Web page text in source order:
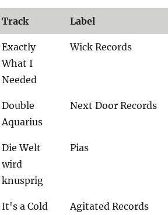
Track Label
Exactly
What I
Needed
Wick Records
Double
Aquarius
Next Door Records
Die Welt
wird
knusprig
Pias
It's a Cold
Agitated Records